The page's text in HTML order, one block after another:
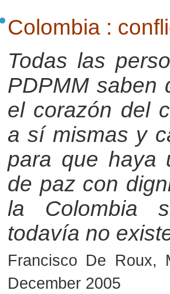
Colombia :
Todas las
PDPMM saben
el corazón del
a sí mismas y
para que haya
de paz con
la Colombia
todavía no
Francisco De Roux,
December 2005